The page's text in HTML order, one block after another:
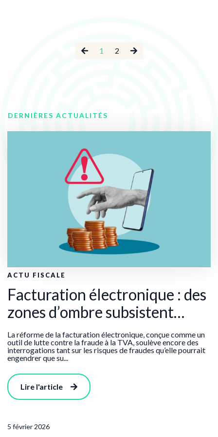
1 2
DERNIÈRES ACTUALITÉS
ACTU FISCALE
Facturation électronique : des
zones d’ombre subsistent…
La réforme de la facturation électronique, conçue comme un
outil de lutte contre la fraude à la TVA, soulève encore des
interrogations tant sur les risques de fraudes qu’elle pourrait
engendrer que su...
Lire l'article
5 février 2026